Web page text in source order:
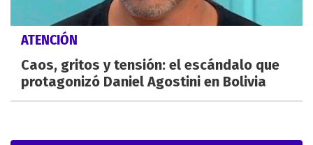
ATENCIÓN
Caos, gritos y tensión: el escándalo que
protagonizó Daniel Agostini en Bolivia